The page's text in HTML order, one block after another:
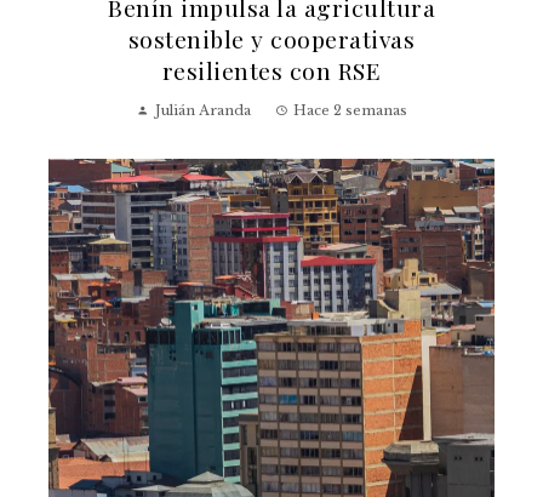
Benín impulsa la agricultura
sostenible y cooperativas
resilientes con RSE
Julián Aranda Hace 2 semanas